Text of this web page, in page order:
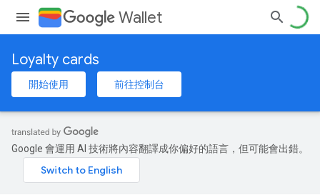
Wallet
Loyalty cards
開始使用 前往控制台
Google 會運用 AI 技術將內容翻譯成你偏好的語言，但可能會出錯。